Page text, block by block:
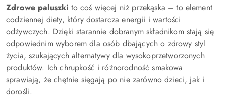
Zdrowe paluszki to coś więcej niż przekąska – to element
codziennej diety, który dostarcza energii i wartości
odżywczych. Dzięki starannie dobranym składnikom stają się
odpowiednim wyborem dla osób dbających o zdrowy styl
życia, szukających alternatywy dla wysokoprzetworzonych
produktów. Ich chrupkość i różnorodność smakowa
sprawiają, że chętnie sięgają po nie zarówno dzieci, jak i
dorośli.